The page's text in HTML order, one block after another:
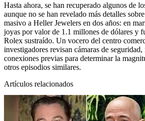
Hasta ahora, se han recuperado algunos de
aunque no se han revelado más detalles
masivo a Heller Jewelers en dos años: en
joyas por valor de 1.1 millones de dólares y
Rolex sustraído. Un vocero del centro
investigadores revisan cámaras de
conexiones previas para determinar la
otros episodios similares.
Artículos relacionados